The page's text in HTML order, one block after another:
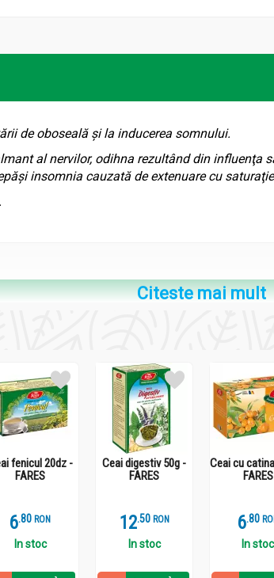
de oboseală şi la inducerea somnului.
al nervilor, odihna rezultând din influenţa
insomnia cauzată de extenuare cu
L. conţine în principal derivaţi de benzoflavonă,
Citeste mai mult
fenicul 20dz -
FARES
6.8 RON
In stoc
Ceai digestiv 50g -
FARES
12.5 RON
In stoc
Ceai cu
FARES
6.8
In stoc